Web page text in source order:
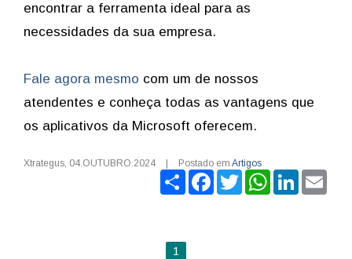
encontrar a ferramenta ideal para as
necessidades da sua empresa.
Fale agora mesmo com um de nossos
atendentes e conheça todas as vantagens que
os aplicativos da Microsoft oferecem.
Xtrategus, 04.OUTUBRO.2024 Postado em Artigos
ShareFacebook
TwitterWhatsApp
LinkedIn
1